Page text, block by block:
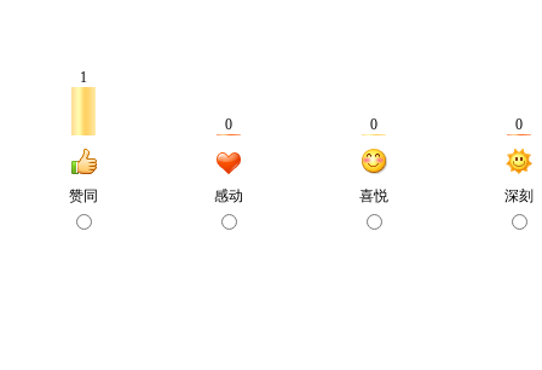
1
赞同
0
感动
0
喜悦
0
深刻